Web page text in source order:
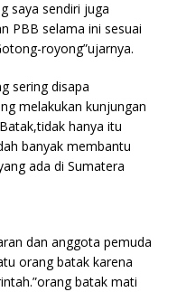
saya sendiri juga
PBB selama ini sesuai
royong”ujarnya.
sering disapa
melakukan kunjungan
hanya itu
banyak membantu
ada di Sumatera
dan anggota pemuda
orang batak karena
batak mati